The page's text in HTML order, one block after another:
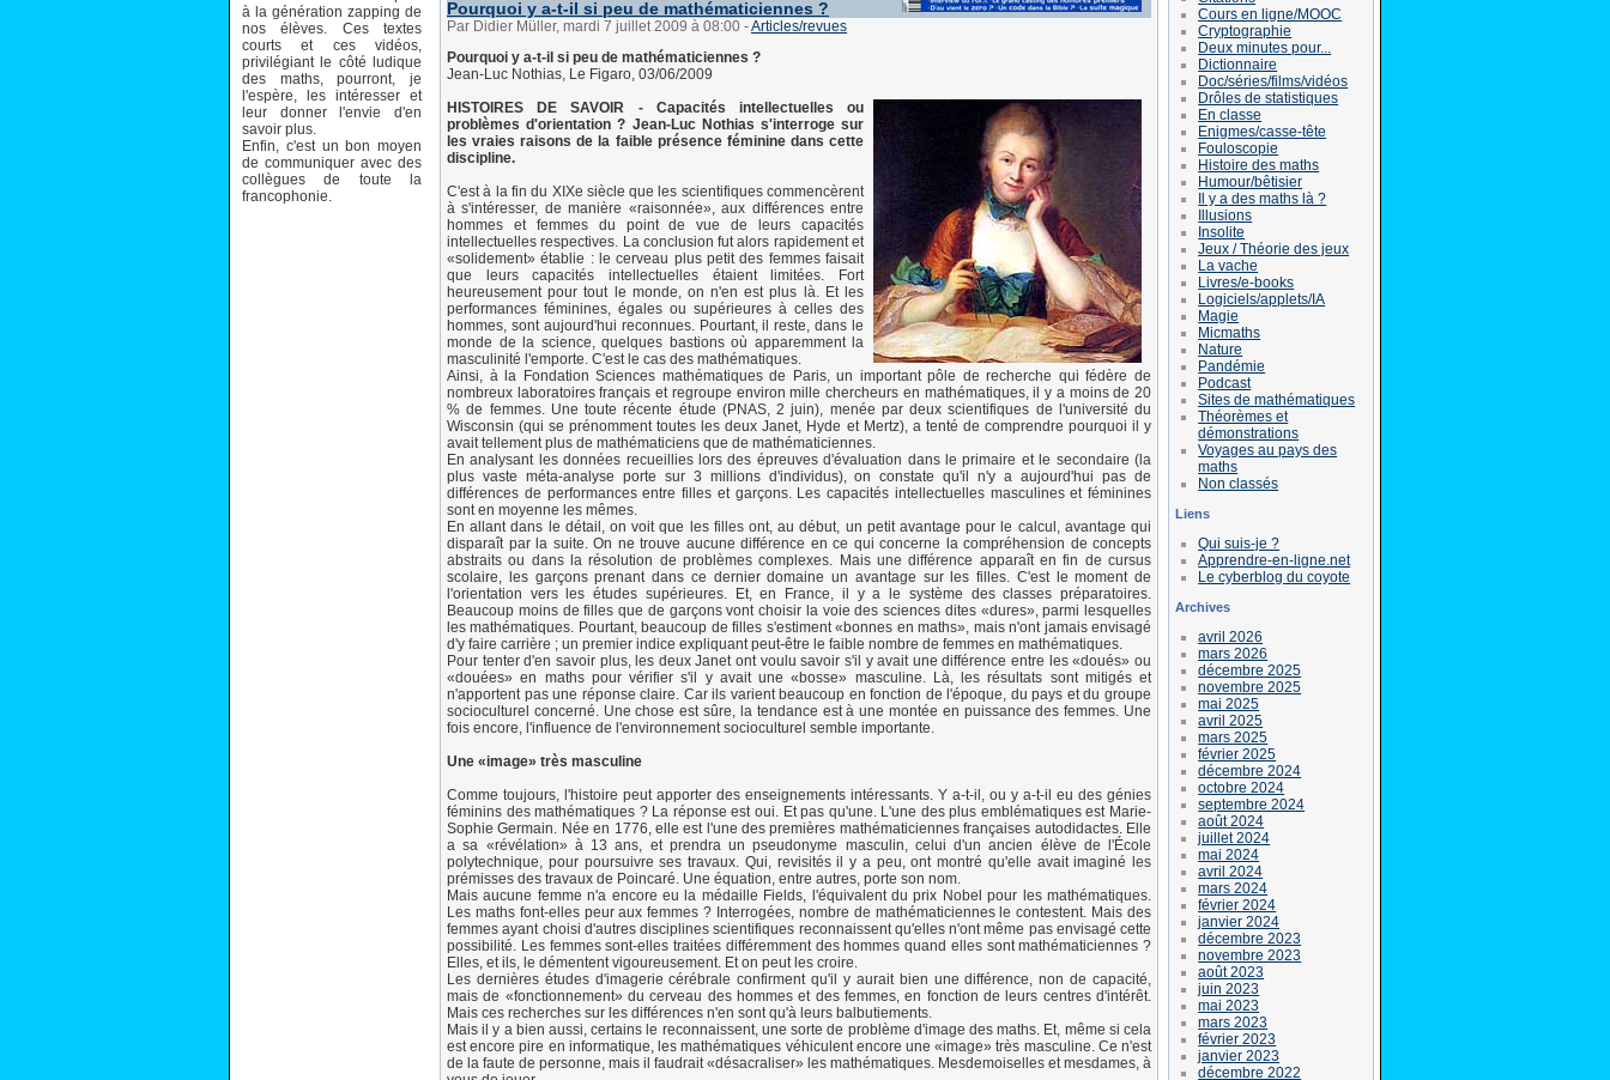
à la génération zapping de
nos élèves. Ces textes
courts et ces vidéos,
privilégiant le côté ludique
des maths, pourront, je
l'espère, les intéresser et
leur donner l'envie d'en
savoir plus.
Enfin, c'est un bon moyen
de communiquer avec des
collègues de toute la
francophonie.
Pourquoi y a-t-il si peu de mathématiciennes ?
Par Didier Müller, mardi 7 juillet 2009 à 08:00 -Articles/revues
Pourquoi y a-t-il si peu de mathématiciennes ?
Jean-Luc Nothias, Le Figaro, 03/06/2009
HISTOIRES DE SAVOIR - Capacités intellectuelles ou
problèmes d'orientation ? Jean-Luc Nothias s'interroge sur
les vraies raisons de la faible présence féminine dans cette
discipline.
C'est à la fin du XIXe siècle que les scientifiques commencèrent
à s'intéresser, de manière «raisonnée», aux différences entre
hommes et femmes du point de vue de leurs capacités
intellectuelles respectives. La conclusion fut alors rapidement et
«solidement» établie : le cerveau plus petit des femmes faisait
que leurs capacités intellectuelles étaient limitées. Fort
heureusement pour tout le monde, on n'en est plus là. Et les
performances féminines, égales ou supérieures à celles des
hommes, sont aujourd'hui reconnues. Pourtant, il reste, dans le
monde de la science, quelques bastions où apparemment la
masculinité l'emporte. C'est le cas des mathématiques.
Ainsi, à la Fondation Sciences mathématiques de Paris, un important pôle de recherche qui fédère de
nombreux laboratoires français et regroupe environ mille chercheurs en mathématiques, il y a moins de 20
% de femmes. Une toute récente étude (PNAS, 2 juin), menée par deux scientifiques de l'université du
Wisconsin (qui se prénomment toutes les deux Janet, Hyde et Mertz), a tenté de comprendre pourquoi il y
avait tellement plus de mathématiciens que de mathématiciennes.
En analysant les données recueillies lors des épreuves d'évaluation dans le primaire et le secondaire (la
plus vaste méta-analyse porte sur 3 millions d'individus), on constate qu'il n'y a aujourd'hui pas de
différences de performances entre filles et garçons. Les capacités intellectuelles masculines et féminines
sont en moyenne les mêmes.
En allant dans le détail, on voit que les filles ont, au début, un petit avantage pour le calcul, avantage qui
disparaît par la suite. On ne trouve aucune différence en ce qui concerne la compréhension de concepts
abstraits ou dans la résolution de problèmes complexes. Mais une différence apparaît en fin de cursus
scolaire, les garçons prenant dans ce dernier domaine un avantage sur les filles. C'est le moment de
l'orientation vers les études supérieures. Et, en France, il y a le système des classes préparatoires.
Beaucoup moins de filles que de garçons vont choisir la voie des sciences dites «dures», parmi lesquelles
les mathématiques. Pourtant, beaucoup de filles s'estiment «bonnes en maths», mais n'ont jamais envisagé
d'y faire carrière ; un premier indice expliquant peut-être le faible nombre de femmes en mathématiques.
Pour tenter d'en savoir plus, les deux Janet ont voulu savoir s'il y avait une différence entre les «doués» ou
«douées» en maths pour vérifier s'il y avait une «bosse» masculine. Là, les résultats sont mitigés et
n'apportent pas une réponse claire. Car ils varient beaucoup en fonction de l'époque, du pays et du groupe
socioculturel concerné. Une chose est sûre, la tendance est à une montée en puissance des femmes. Une
fois encore, l'influence de l'environnement socioculturel semble importante.
Une «image» très masculine
Comme toujours, l'histoire peut apporter des enseignements intéressants. Y a-t-il, ou y a-t-il eu des génies
féminins des mathématiques ? La réponse est oui. Et pas qu'une. L'une des plus emblématiques est Marie-
Sophie Germain. Née en 1776, elle est l'une des premières mathématiciennes françaises autodidactes. Elle
a sa «révélation» à 13 ans, et prendra un pseudonyme masculin, celui d'un ancien élève de l'École
polytechnique, pour poursuivre ses travaux. Qui, revisités il y a peu, ont montré qu'elle avait imaginé les
prémisses des travaux de Poincaré. Une équation, entre autres, porte son nom.
Mais aucune femme n'a encore eu la médaille Fields, l'équivalent du prix Nobel pour les mathématiques.
Les maths font-elles peur aux femmes ? Interrogées, nombre de mathématiciennes le contestent. Mais des
femmes ayant choisi d'autres disciplines scientifiques reconnaissent qu'elles n'ont même pas envisagé cette
possibilité. Les femmes sont-elles traitées différemment des hommes quand elles sont mathématiciennes ?
Elles, et ils, le démentent vigoureusement. Et on peut les croire.
Les dernières études d'imagerie cérébrale confirment qu'il y aurait bien une différence, non de capacité,
mais de «fonctionnement» du cerveau des hommes et des femmes, en fonction de leurs centres d'intérêt.
Mais ces recherches sur les différences n'en sont qu'à leurs balbutiements.
Mais il y a bien aussi, certains le reconnaissent, une sorte de problème d'image des maths. Et, même si cela
est encore pire en informatique, les mathématiques véhiculent encore une «image» très masculine. Ce n'est
de la faute de personne, mais il faudrait «désacraliser» les mathématiques. Mesdemoiselles et mesdames, à
Cours en ligne/MOOC
Cryptographie
Deux minutes pour...
Dictionnaire
Doc/séries/films/vidéos
Drôles de statistiques
En classe
Enigmes/casse-tête
Fouloscopie
Histoire des maths
Humour/bêtisier
Il y a des maths là ?
Illusions
Insolite
Jeux / Théorie des jeux
La vache
Livres/e-books
Logiciels/applets/IA
Magie
Micmaths
Nature
Pandémie
Podcast
Sites de mathématiques
Théorèmes et
démonstrations
Voyages au pays des
maths
Non classés
Liens
Qui suis-je ?
Apprendre-en-ligne.net
Le cyberblog du coyote
Archives
avril 2026
mars 2026
décembre 2025
novembre 2025
mai 2025
avril 2025
mars 2025
février 2025
décembre 2024
octobre 2024
septembre 2024
août 2024
juillet 2024
mai 2024
avril 2024
mars 2024
février 2024
janvier 2024
décembre 2023
novembre 2023
août 2023
juin 2023
mai 2023
mars 2023
février 2023
janvier 2023
décembre 2022